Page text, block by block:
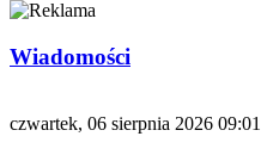
Wiadomości
czwartek, 06 sierpnia 2026 09:01